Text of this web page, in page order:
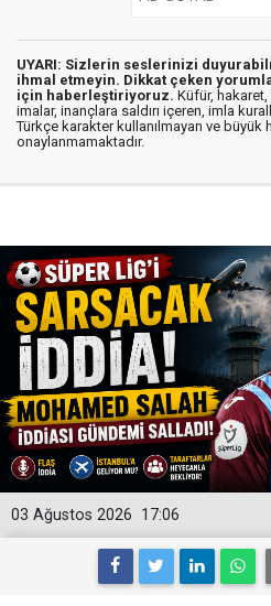
UYARI: Sizlerin seslerinizi
ihmal etmeyin. Dikkat çeken
için haberleştiriyoruz. Küfür,
imalar, inançlara saldırı içeren, imla
Türkçe karakter kullanılmayan ve büyük
onaylanmamaktadır.
17:06
03 Ağustos 2026